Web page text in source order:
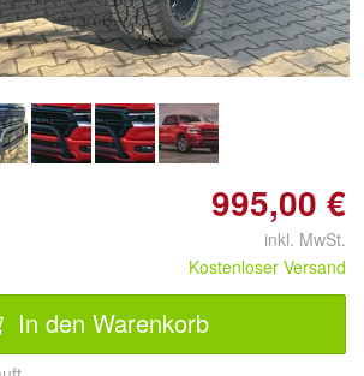
vergrößern
995,00 €
inkl. MwSt.
Kostenloser Versand
In den Warenkorb